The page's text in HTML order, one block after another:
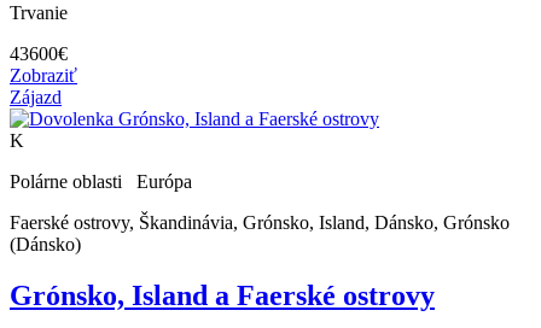
Trvanie
43600€
Zobraziť
Zájazd
K
Polárne oblasti Európa
Faerské ostrovy, Škandinávia, Grónsko, Island, Dánsko, Grónsko
(Dánsko)
Grónsko, Island a Faerské ostrovy